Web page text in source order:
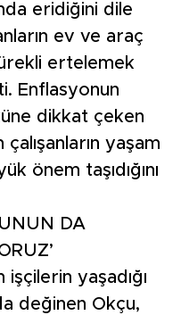
eridiğini dile
ev ve araç
ertelemek
Enflasyonun
dikkat çeken
yaşam
önem taşıdığını
DA
işçilerin yaşadığı
değinen Okçu,